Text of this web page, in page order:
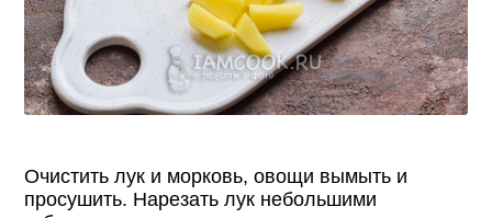
Очистить лук и морковь, овощи вымыть и
просушить. Нарезать лук небольшими